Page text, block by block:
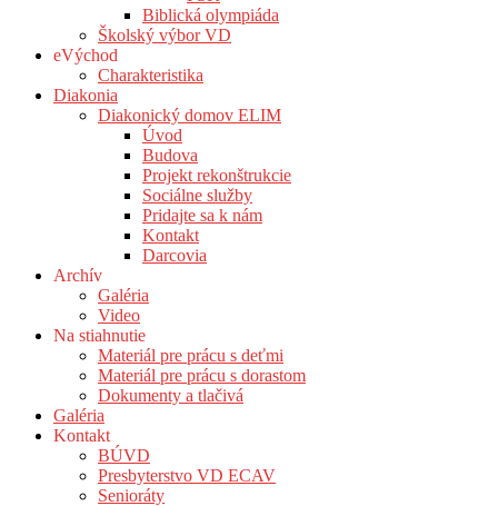
Biblická olympiáda
Školský výbor VD
eVýchod
Charakteristika
Diakonia
Diakonický domov ELIM
Úvod
Budova
Projekt rekonštrukcie
Sociálne služby
Pridajte sa k nám
Kontakt
Darcovia
Archív
Galéria
Video
Na stiahnutie
Materiál pre prácu s deťmi
Materiál pre prácu s dorastom
Dokumenty a tlačivá
Galéria
Kontakt
BÚVD
Presbyterstvo VD ECAV
Senioráty